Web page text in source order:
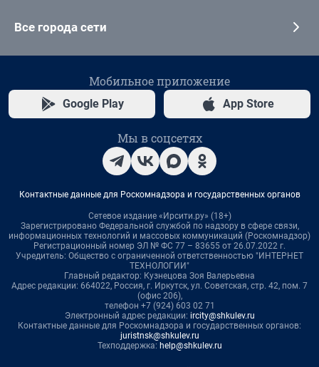
Все города сети
Мобильное приложение
Google Play App Store
Мы в соцсетях
Контактные данные для Роскомнадзора и государственных органов
Сетевое издание «Ирсити.ру» (18+)
Зарегистрировано Федеральной службой по надзору в сфере связи,
информационных технологий и массовых коммуникаций (Роскомнадзор)
Регистрационный номер ЭЛ № ФС 77 – 83655 от 26.07.2022 г.
Учредитель: Общество с ограниченной ответственностью "ИНТЕРНЕТ
ТЕХНОЛОГИИ"
Главный редактор: Кузнецова Зоя Валерьевна
Адрес редакции: 664022, Россия, г. Иркутск, ул. Советская, стр. 42, пом. 7
(офис 206),
телефон +7 (924) 603 02 71
Электронный адрес редакции: ircity@shkulev.ru
Контактные данные для Роскомнадзора и государственных органов:
juristnsk@shkulev.ru
Техподдержка: help@shkulev.ru